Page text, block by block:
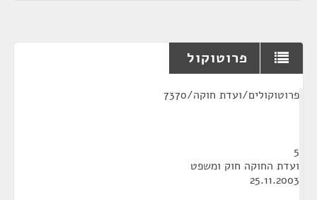
פרוטוקול
פרוטוקולים/ועדת חוקה/7370
5
ועדת החוקה חוק ומשפט
25.11.2003